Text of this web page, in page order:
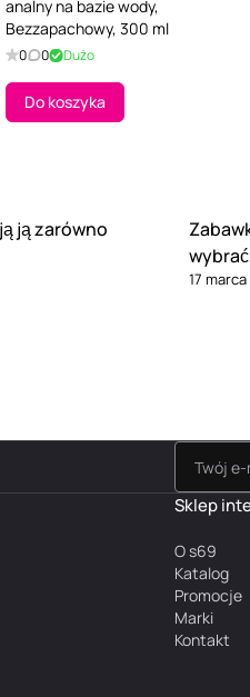
analny na bazie wody,
Bezzapachowy, 300 ml
0 0 Dużo
Do koszyka
ją zarówno
17
Sklep
O s69
Katalog
Promocje
Marki
Kontakt